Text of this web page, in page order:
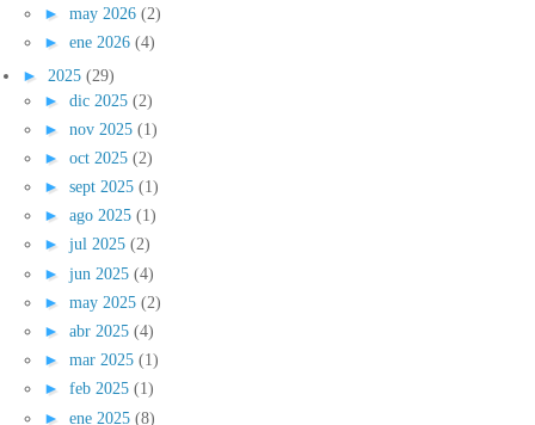
► may 2026 (2)
► ene 2026 (4)
► 2025 (29)
► dic 2025 (2)
► nov 2025 (1)
► oct 2025 (2)
► sept 2025 (1)
► ago 2025 (1)
► jul 2025 (2)
► jun 2025 (4)
► may 2025 (2)
► abr 2025 (4)
► mar 2025 (1)
► feb 2025 (1)
► ene 2025 (8)